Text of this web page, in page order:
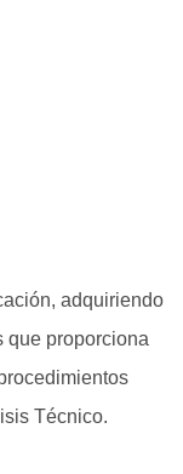
adquiriendo
que proporciona
Técnico.